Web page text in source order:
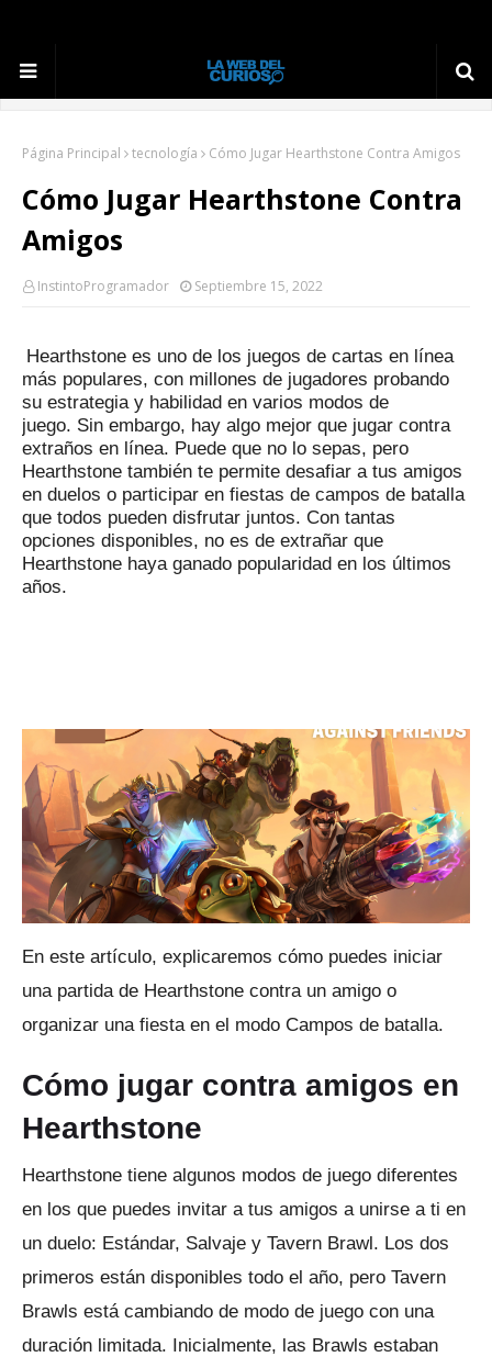
Página Principal tecnología Cómo Jugar Hearthstone Contra Amigos
Cómo Jugar Hearthstone Contra
Amigos
InstintoProgramador Septiembre 15, 2022
Hearthstone es uno de los juegos de cartas en línea
más populares, con millones de jugadores probando
su estrategia y habilidad en varios modos de
juego. Sin embargo, hay algo mejor que jugar contra
extraños en línea. Puede que no lo sepas, pero
Hearthstone también te permite desafiar a tus amigos
en duelos o participar en fiestas de campos de batalla
que todos pueden disfrutar juntos. Con tantas
opciones disponibles, no es de extrañar que
Hearthstone haya ganado popularidad en los últimos
años.
En este artículo, explicaremos cómo puedes iniciar
una partida de Hearthstone contra un amigo o
organizar una fiesta en el modo Campos de batalla.
Cómo jugar contra amigos en
Hearthstone
Hearthstone tiene algunos modos de juego diferentes
en los que puedes invitar a tus amigos a unirse a ti en
un duelo: Estándar, Salvaje y Tavern Brawl. Los dos
primeros están disponibles todo el año, pero Tavern
Brawls está cambiando de modo de juego con una
duración limitada. Inicialmente, las Brawls estaban